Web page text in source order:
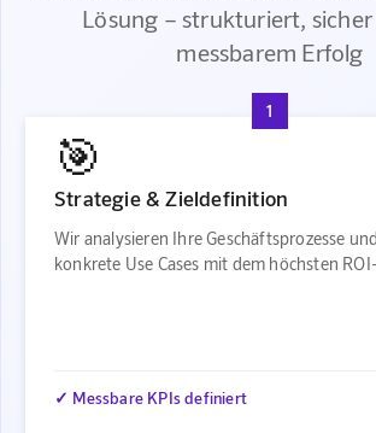
Lösung – strukturiert,
messbarem Erfolg
1
🎯
Strategie & Zieldefinition
Wir analysieren Ihre Geschäftsprozesse
konkrete Use Cases mit dem höchsten
✓ Messbare KPIs definiert